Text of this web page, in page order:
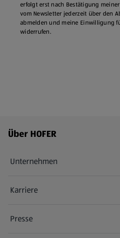
erfolgt erst nach Bestätigung
vom Newsletter jederzeit über den
abmelden und meine Einwilligung
widerrufen.
Fußzeilenmenü - weitere Links
Über HOFER
Unternehmen
Karriere
(öffnet in einem neuen Tab)
Presse